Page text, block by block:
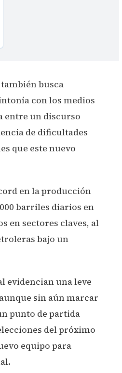
busca
con los medios
entre un discurso
de dificultades
que este nuevo
en la producción
barriles diarios en
en sectores claves, al
bajo un
evidencian una leve
sin aún marcar
punto de partida
del próximo
equipo para